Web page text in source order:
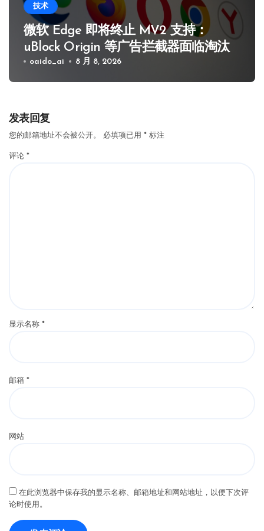
技术
微软 Edge 即将终止 MV2 支持：
uBlock Origin 等广告拦截器面临淘汰
oaido_ai 8 月 8, 2026
发表回复
您的邮箱地址不会被公开。 必填项已用 * 标注
评论 *
显示名称 *
邮箱 *
网站
在此浏览器中保存我的显示名称、邮箱地址和网站地址，以便下次评
论时使用。